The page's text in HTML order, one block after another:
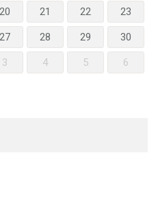
20 21 22 23
27 28 29 30
3 4 5 6